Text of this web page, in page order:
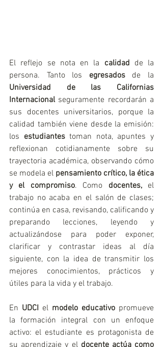
El reflejo se nota en la calidad de la
persona. Tanto los egresados
Universidad de las Californias
Internacional seguramente recordarán a
sus docentes universitarios, porque la
calidad también viene desde la emisión:
los estudiantes toman nota, apuntes y
reflexionan cotidianamente sobre su
trayectoria académica, observando cómo
se modela el pensamiento crítico, la ética
y el compromiso. Como docentes, el
trabajo no acaba en el salón de clases;
continúa en casa, revisando, calificando y
preparando lecciones, leyendo y
actualizándose para poder exponer,
clarificar y contrastar ideas al día
siguiente, con la idea de transmitir los
mejores conocimientos, prácticos y
útiles para la vida y el trabajo.
En UDCI el modelo educativo promueve
la formación integral con un enfoque
activo: el estudiante es protagonista de
su aprendizaje y el docente actúa como